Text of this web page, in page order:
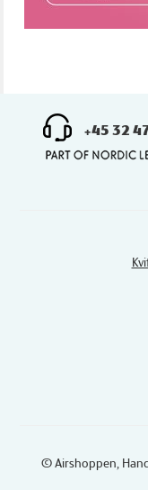
+45 32
© Airshoppen ,